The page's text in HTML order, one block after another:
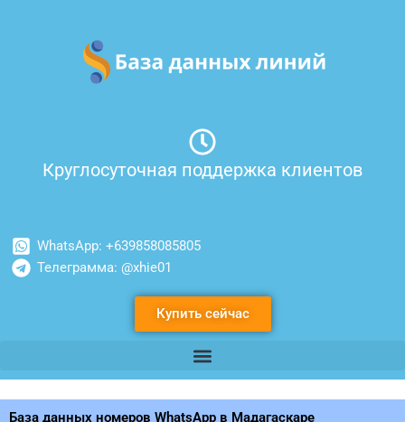
содержимому
Круглосуточная поддержка клиентов
WhatsApp: +639858085805
Телеграмма: @xhie01
Купить сейчас
База данных номеров WhatsApp в Мадагаскаре